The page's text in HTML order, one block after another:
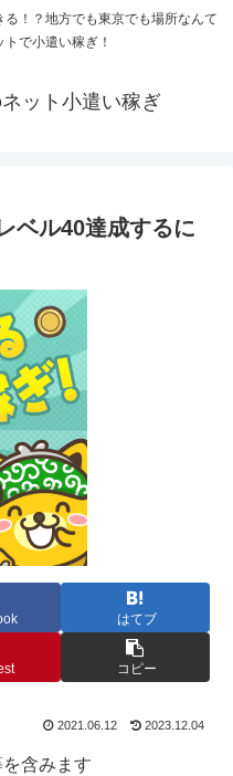
！？地方でも東京でも場所なんて
で小遣い稼ぎ！
ット小遣い稼ぎ
ベル40達成するに
はてブ
コピー
2021.06.12 2023.12.04
含みます